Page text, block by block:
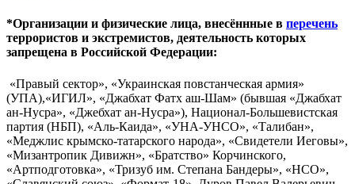
*Организации и физические лица, внесённные в перечень
террористов и экстремистов, деятельность которых
запрещена в Российской Федерации:
«Правый сектор», «Украинская повстанческая армия»
(УПА),«ИГИЛ», «Джабхат Фатх аш-Шам» (бывшая «Джабхат
ан-Нусра», «Джебхат ан-Нусра»), Национал-Большевистская
партия (НБП), «Аль-Каида», «УНА-УНСО», «Талибан»,
«Меджлис крымско-татарского народа», «Свидетели Иеговы»,
«Мизантропик Дивижн», «Братство» Корчинского,
«Артподготовка», «Тризуб им. Степана Бандеры», «НСО»,